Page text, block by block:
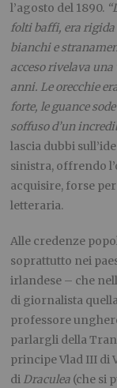
l’agosto del 1890.
folti baffi, era rigida
bianchi e
acceso rivelava
anni. Le orecchie
forte, le guance
soffuso d’un
lascia dubbi
sinistra, offrendo
acquisire, forse
letteraria.
Alle credenze
soprattutto nei
irlandese – che
di giornalista
professore
parlargli della
principe Vlad III di
di Draculea (che si